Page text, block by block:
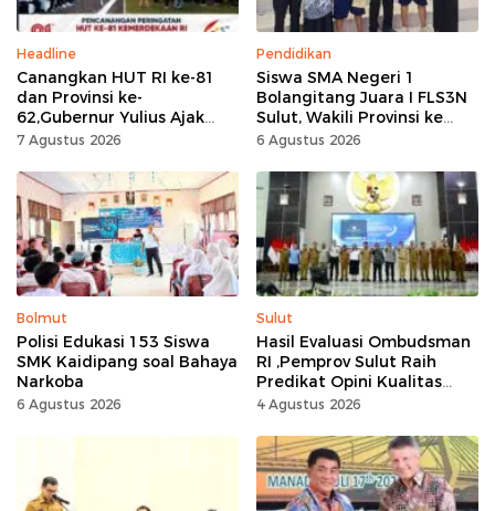
Headline
Canangkan HUT RI ke-81
dan Provinsi ke-
62,Gubernur Yulius Ajak
Seluruh Masyarakat
Kemerdekaan Momentum
Kerja Keras
7 Agustus 2026
Pendidikan
Siswa SMA Negeri 1
Bolangitang Juara I FLS3N
Sulut, Wakili Provinsi ke
Tingkat Nasional
6 Agustus 2026
Bolmut
Polisi Edukasi 153 Siswa
SMK Kaidipang soal Bahaya
Narkoba
6 Agustus 2026
Sulut
Hasil Evaluasi Ombudsman
RI ,Pemprov Sulut Raih
Predikat Opini Kualitas
Tinggi Tanpa
4 Agustus 2026